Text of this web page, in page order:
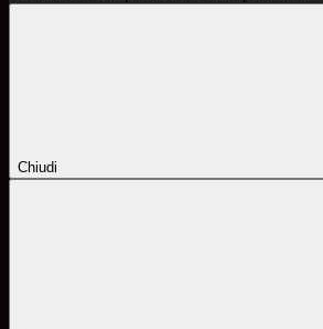
Chiudi